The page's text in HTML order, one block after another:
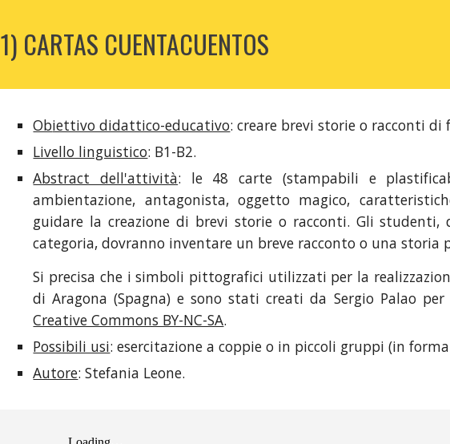
1) CARTAS CUENTACUENTOS
Obiettivo didattico-educativo:creare brevi storie o racconti
Livello linguistico: B1-B2.
Abstract dell'attività: le 48 carte (stampabili e
ambientazione, antagonista, oggetto magico,
guidare la creazione di brevi storie o racconti. Gli studenti,
categoria, dovranno inventare un breve racconto o una
Si precisa che i simboli pittografici utilizzati per la
di Aragona (Spagna) e sono stati creati da Sergio Palao per
Creative Commons BY-NC-SA.
Possibili usi: esercitazione a coppie o in piccoli gruppi (in
Autore: Stefania Leone.